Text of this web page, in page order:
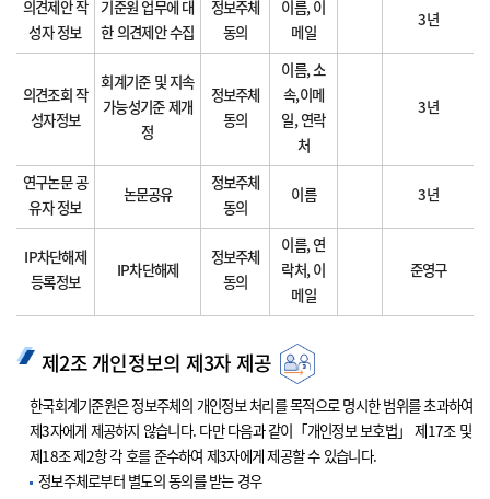
의견제안 작
성자 정보
기준원 업무에 대
한 의견제안 수집
정보주체
동의
이름, 이
메일
3년
의견조회 작
성자정보
회계기준 및 지속
가능성기준 제개
정
정보주체
동의
이름, 소
속,이메
일, 연락
처
3년
연구논문 공
유자 정보
논문공유
정보주체
동의
이름 3년
IP차단해제
등록정보
IP차단해제
정보주체
동의
이름, 연
락처, 이
메일
준영구
제2조 개인정보의 제3자 제공
한국회계기준원은 정보주체의 개인정보 처리를 목적으로 명시한 범위를 초과하여
제3자에게 제공하지 않습니다. 다만 다음과 같이「개인정보 보호법」 제17조 및
제18조 제2항 각 호를 준수하여 제3자에게 제공할 수 있습니다.
정보주체로부터 별도의 동의를 받는 경우